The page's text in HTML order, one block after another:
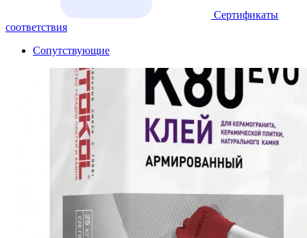
Сертификаты
соответствия
Сопутствующие